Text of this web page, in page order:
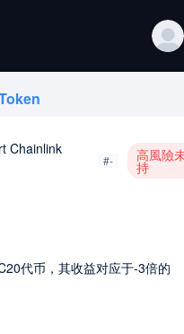
Chainlink
#- 高風險
持
代币，其收益对应于-3倍的